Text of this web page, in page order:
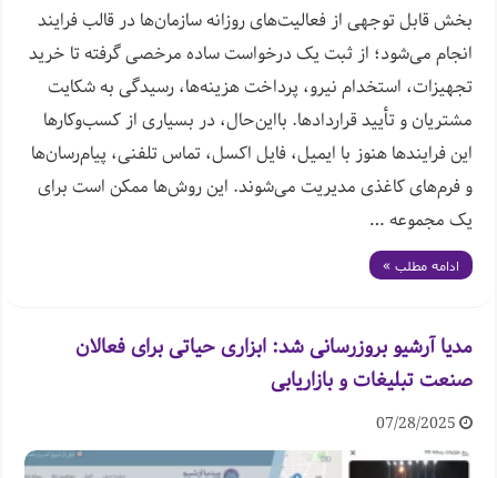
بخش قابل توجهی از فعالیت‌های روزانه سازمان‌ها در قالب فرایند
انجام می‌شود؛ از ثبت یک درخواست ساده مرخصی گرفته تا خرید
تجهیزات، استخدام نیرو، پرداخت هزینه‌ها، رسیدگی به شکایت
مشتریان و تأیید قراردادها. بااین‌حال، در بسیاری از کسب‌وکارها
این فرایندها هنوز با ایمیل، فایل اکسل، تماس تلفنی، پیام‌رسان‌ها
و فرم‌های کاغذی مدیریت می‌شوند. این روش‌ها ممکن است برای
یک مجموعه …
ادامه مطلب »
مدیا آرشیو بروزرسانی شد: ابزاری حیاتی برای فعالان
صنعت تبلیغات و بازاریابی
07/28/2025